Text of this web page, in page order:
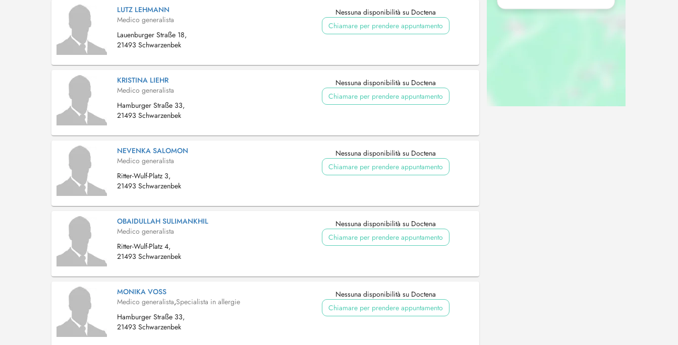
LUTZ LEHMANN
Medico generalista
Lauenburger Straße 18,
21493 Schwarzenbek
Nessuna disponibilità su Doctena
Chiamare per prendere appuntamento
KRISTINA LIEHR
Medico generalista
Hamburger Straße 33,
21493 Schwarzenbek
Nessuna disponibilità su Doctena
Chiamare per prendere appuntamento
NEVENKA SALOMON
Medico generalista
Ritter-Wulf-Platz 3,
21493 Schwarzenbek
Nessuna disponibilità su Doctena
Chiamare per prendere appuntamento
OBAIDULLAH SULIMANKHIL
Medico generalista
Ritter-Wulf-Platz 4,
21493 Schwarzenbek
Nessuna disponibilità su Doctena
Chiamare per prendere appuntamento
MONIKA VOSS
Medico generalista,Specialista in allergie
Hamburger Straße 33,
21493 Schwarzenbek
Nessuna disponibilità su Doctena
Chiamare per prendere appuntamento